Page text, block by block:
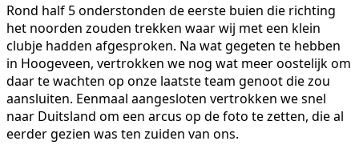
Rond half 5 onderstonden de eerste buien die richting
het noorden zouden trekken waar wij met een klein
clubje hadden afgesproken. Na wat gegeten te hebben
in Hoogeveen, vertrokken we nog wat meer oostelijk om
daar te wachten op onze laatste team genoot die zou
aansluiten. Eenmaal aangesloten vertrokken we snel
naar Duitsland om een arcus op de foto te zetten, die al
eerder gezien was ten zuiden van ons.